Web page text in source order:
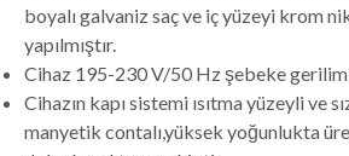
boyalı galvaniz saç ve iç yüzeyi krom
yapılmıştır.
Cihaz 195-230 V/50 Hz şebeke
Cihazın kapı sistemi ısıtma yüzeyli ve
manyetik contalı,yüksek yoğunlukta